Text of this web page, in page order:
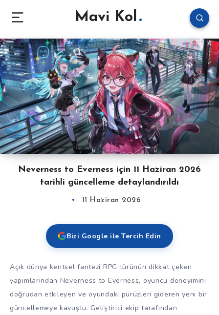
Mavi Kol
Neverness to Everness için 11 Haziran 2026
tarihli güncelleme detaylandırıldı
11 Haziran 2026
Bizi Google ile Tercih Edin
Açık dünya kentsel fantezi RPG türünün dikkat çeken
yapımlarından Neverness to Everness, oyuncu deneyimini
doğrudan etkileyen ve oyundaki pürüzleri gideren yeni bir
güncellemeye kavuştu. Geliştirici ekip tarafından